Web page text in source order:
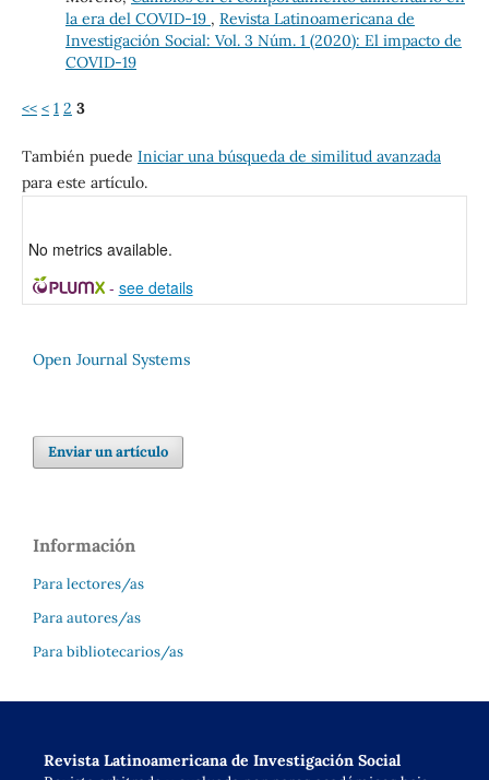
la era del COVID-19 , Revista Latinoamericana de
Investigación Social: Vol. 3 Núm. 1 (2020): El impacto de
COVID-19
<< < 1 2 3
También puede Iniciar una búsqueda de similitud avanzada
para este artículo.
No metrics available.
- see details
Open Journal Systems
Enviar un artículo
Información
Para lectores/as
Para autores/as
Para bibliotecarios/as
Revista Latinoamericana de Investigación Social